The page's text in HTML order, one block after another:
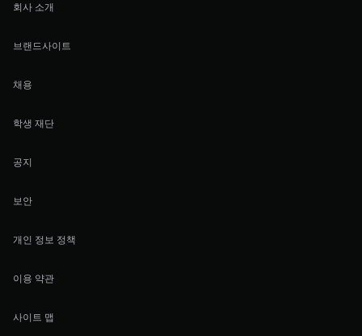
회사 소개
브랜드사이트
채용
학생 재단
공지
보안
개인 정보 정책
이용 약관
사이트 맵